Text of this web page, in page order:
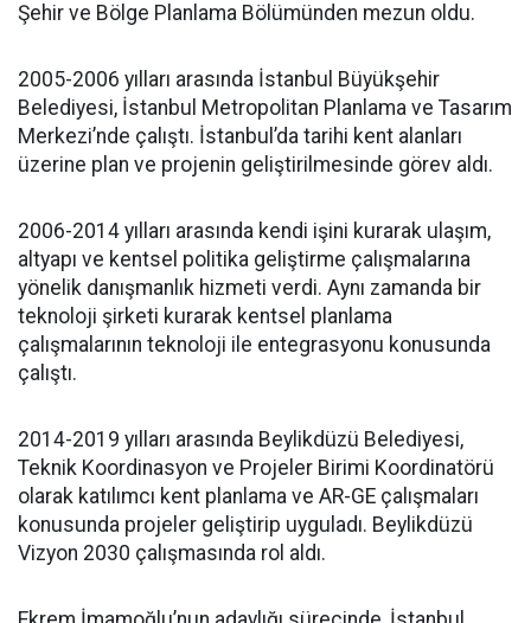
Şehir ve Bölge Planlama Bölümünden mezun oldu.
2005-2006 yılları arasında İstanbul Büyükşehir
Belediyesi, İstanbul Metropolitan Planlama ve Tasarım
Merkezi’nde çalıştı. İstanbul’da tarihi kent alanları
üzerine plan ve projenin geliştirilmesinde görev aldı.
2006-2014 yılları arasında kendi işini kurarak ulaşım,
altyapı ve kentsel politika geliştirme çalışmalarına
yönelik danışmanlık hizmeti verdi. Aynı zamanda bir
teknoloji şirketi kurarak kentsel planlama
çalışmalarının teknoloji ile entegrasyonu konusunda
çalıştı.
2014-2019 yılları arasında Beylikdüzü Belediyesi,
Teknik Koordinasyon ve Projeler Birimi Koordinatörü
olarak katılımcı kent planlama ve AR-GE çalışmaları
konusunda projeler geliştirip uyguladı. Beylikdüzü
Vizyon 2030 çalışmasında rol aldı.